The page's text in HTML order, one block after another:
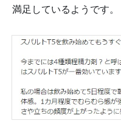
満足しているようです。